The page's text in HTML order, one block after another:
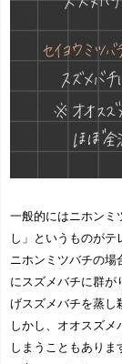
一般的にはニホンミ
し」というものがテ
ニホンミツバチの場
にスズメバチに群が
げスズメバチを蒸し
しかし、オオスズ
しまうこともありま